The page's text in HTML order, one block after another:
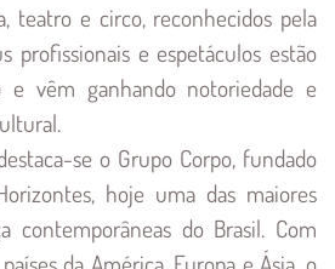
teatro e circo, reconhecidos pela
profissionais e espetáculos estão
e vêm ganhando notoriedade e
se o Grupo Corpo, fundado
hoje uma das maiores
contemporâneas do Brasil. Com